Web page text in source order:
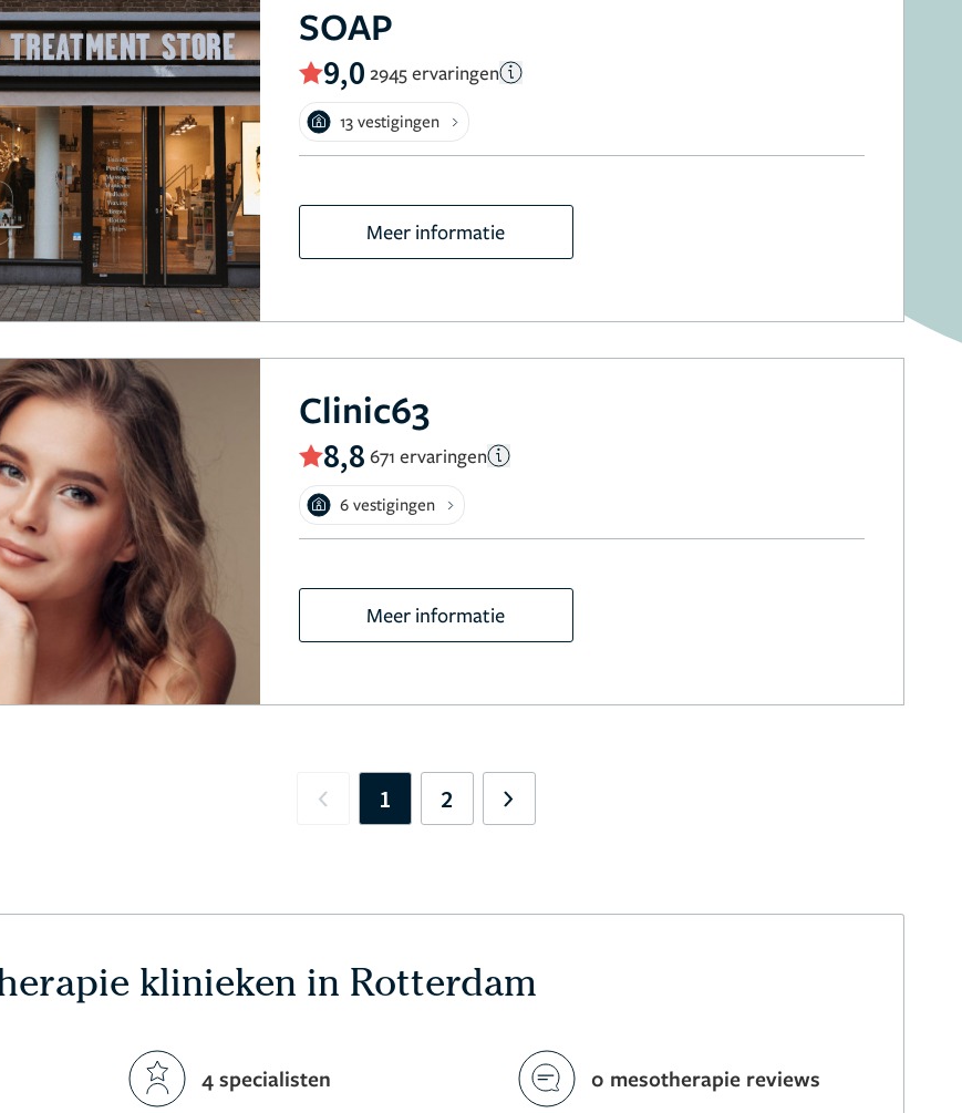
SOAP
9,0 2945 ervaringen
13 vestigingen
Meer informatie
Clinic63
8,8 671 ervaringen
6 vestigingen
Meer informatie
Previous
1 2 Next
klinieken in Rotterdam
4 specialisten 0 mesotherapie reviews